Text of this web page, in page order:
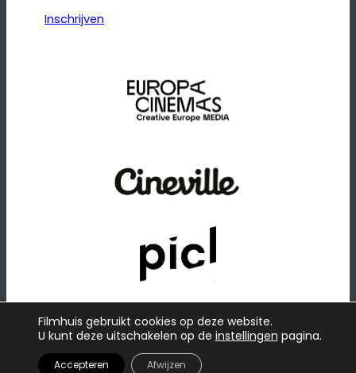
Inschrijven
© 2026·Website doorRaadhuis Privacybeleid
Filmhuis gebruikt cookies op deze website.
U kunt deze uitschakelen op de instellingen pagina.
Accepteren Afwijzen